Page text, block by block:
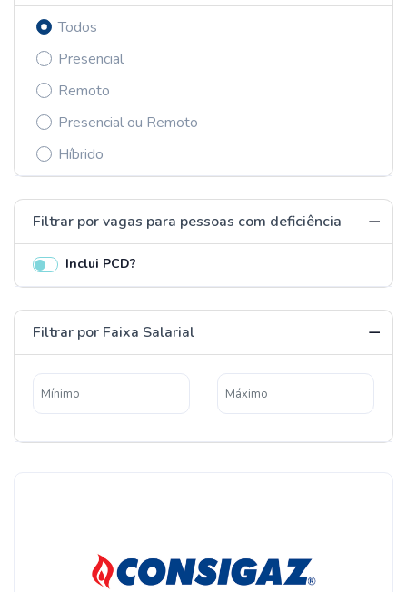
Todos
Presencial
Remoto
Presencial ou Remoto
Híbrido
Filtrar por vagas para pessoas com deficiência
Inclui PCD?
Filtrar por Faixa Salarial